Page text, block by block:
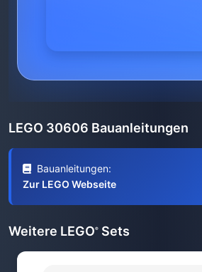
LEGO 30606 Bauanleitungen
Bauanleitungen:
Zur LEGO Webseite
Weitere LEGO® Sets